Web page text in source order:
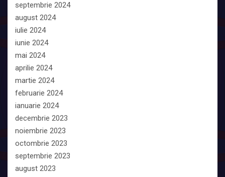
septembrie 2024
august 2024
iulie 2024
iunie 2024
mai 2024
aprilie 2024
martie 2024
februarie 2024
ianuarie 2024
decembrie 2023
noiembrie 2023
octombrie 2023
septembrie 2023
august 2023